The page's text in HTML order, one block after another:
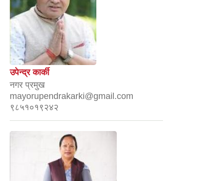
उपेन्द्र कार्की
नगर प्रमुख
mayorupendrakarki@gmail.com
९८५१०१९२४२